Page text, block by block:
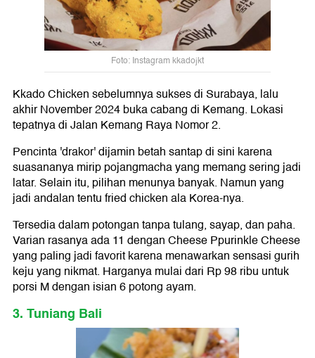
Foto: Instagram kkadojkt
Kkado Chicken sebelumnya sukses di Surabaya, lalu
akhir November 2024 buka cabang di Kemang. Lokasi
tepatnya di Jalan Kemang Raya Nomor 2.
Pencinta 'drakor' dijamin betah santap di sini karena
suasananya mirip pojangmacha yang memang sering jadi
latar. Selain itu, pilihan menunya banyak. Namun yang
jadi andalan tentu fried chicken ala Korea-nya.
Tersedia dalam potongan tanpa tulang, sayap, dan paha.
Varian rasanya ada 11 dengan Cheese Ppurinkle Cheese
yang paling jadi favorit karena menawarkan sensasi gurih
keju yang nikmat. Harganya mulai dari Rp 98 ribu untuk
porsi M dengan isian 6 potong ayam.
3. Tuniang Bali